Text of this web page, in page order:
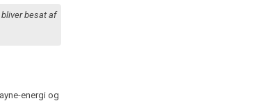
besat af
energi og